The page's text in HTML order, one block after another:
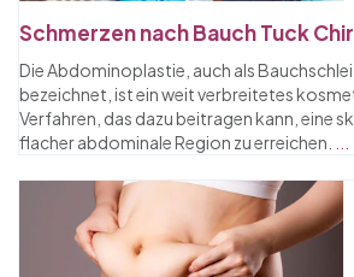
Schmerzen nach Bauch Tuck
Die Abdominoplastie, auch als
bezeichnet, ist ein weit verbreitetes
Verfahren, das dazu beitragen kann, eine
flacher abdominale Region zu erreichen.